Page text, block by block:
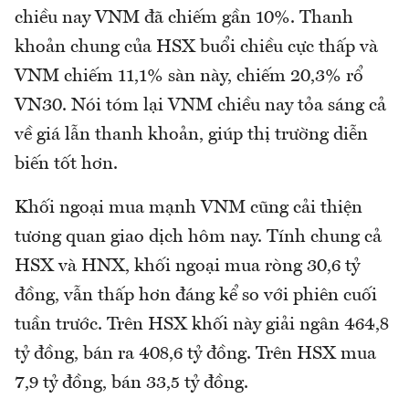
chiều nay VNM đã chiếm gần 10%. Thanh
khoản chung của HSX buổi chiều cực thấp và
VNM chiếm 11,1% sàn này, chiếm 20,3% rổ
VN30. Nói tóm lại VNM chiều nay tỏa sáng cả
về giá lẫn thanh khoản, giúp thị trường diễn
biến tốt hơn.
Khối ngoại mua mạnh VNM cũng cải thiện
tương quan giao dịch hôm nay. Tính chung cả
HSX và HNX, khối ngoại mua ròng 30,6 tỷ
đồng, vẫn thấp hơn đáng kể so với phiên cuối
tuần trước. Trên HSX khối này giải ngân 464,8
tỷ đồng, bán ra 408,6 tỷ đồng. Trên HSX mua
7,9 tỷ đồng, bán 33,5 tỷ đồng.